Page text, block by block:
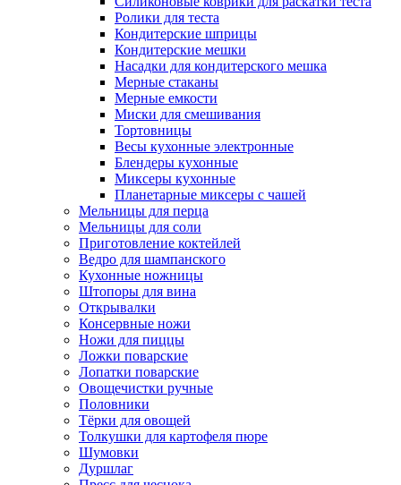
Ролики для теста
Кондитерские шприцы
Кондитерские мешки
Насадки для кондитерского мешка
Мерные стаканы
Мерные емкости
Миски для смешивания
Тортовницы
Весы кухонные электронные
Блендеры кухонные
Миксеры кухонные
Планетарные миксеры с чашей
Мельницы для перца
Мельницы для соли
Приготовление коктейлей
Ведро для шампанского
Кухонные ножницы
Штопоры для вина
Открывалки
Консервные ножи
Ножи для пиццы
Ложки поварские
Лопатки поварские
Овощечистки ручные
Половники
Тёрки для овощей
Толкушки для картофеля пюре
Шумовки
Дуршлаг